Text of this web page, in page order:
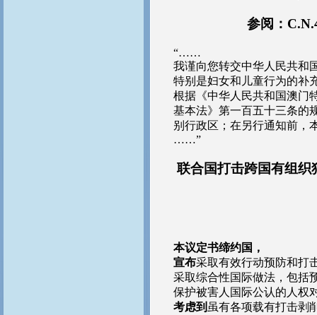
参阅：
“……
我谨向您转交中华人民共和
特别是妇女和儿童行为的补
根据《中华人民共和国澳门
基本法》第一百五十三条的
别行政区；在另行通知前，
……”
联合国打击跨国有组织
本议定书缔约国，
宣布采取有效行动预防和打
采取综合性国际做法，包括
保护被害人国际公认的人权
考虑到 虽有各项载有打击剥